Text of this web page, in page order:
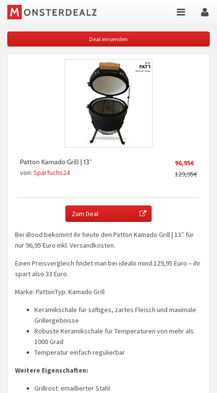
Deal einsenden
96,95€
129,95€
Patton Kamado Grill | 13″
von: Sparfuchs24
Zum Deal
Bei iBood bekommt ihr heute den Patton Kamado Grill | 13″ für
nur 96,95 Euro inkl. Versandkosten.
Einen Preisvergleich findet man bei idealo mind.129,95 Euro – ihr
spart also 33 Euro.
Marke: PattonTyp: Kamado Grill
Keramikschale für saftiges, zartes Fleisch und maximale
Grillergebnisse
Robuste Keramikschale für Temperaturen von mehr als
1000 Grad
Temperatur einfach regulierbar
Weitere Eigenschaften:
Grillrost: emaillierter Stahl